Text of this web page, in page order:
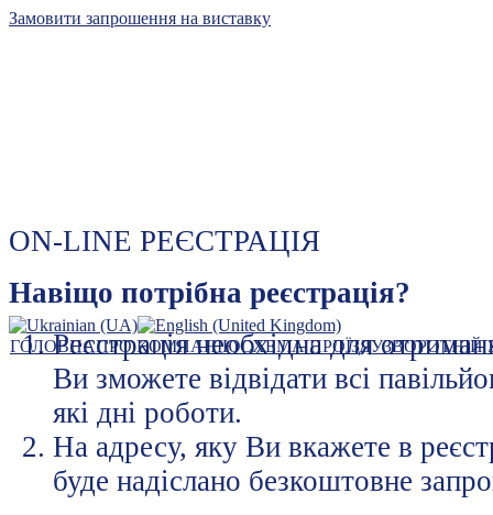
Замовити запрошення на виставку
контрактовий ярмарок
лідер виставкового бізнесу
ГОЛОВНАПРО КОМПАНІЮСХЕМА ПРОЇЗДУЗВОРОТНІЙ
ON-LINE РЕЄСТРАЦІЯ
Навіщо потрібна реєстрація?
Реєстрація необхідна для
Ви зможете відвідати всі
які дні роботи.
На адресу, яку Ви вкажете в
буде надіслано безкоштовне